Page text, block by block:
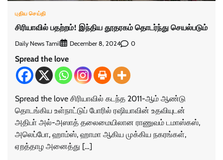
புதிய செய்தி
சிரியாவில் பதற்றம்! இந்திய தூதரகம் தொடர்ந்து செயல்படும்
Daily News Tamil December 8, 2024 0
Spread the love
Spread the love சிரியாவில் கடந்த 2011-ஆம் ஆண்டு
தொடங்கிய உள்நாட்டுப் போரில் ரஷியாவின் உதவியுடன்
அதிபா் அல்-அஸாத் தலைமையிலான ராணுவம் டமாஸ்கஸ்,
அலெப்போ, ஹாம்ஸ், ஹாமா ஆகிய முக்கிய நகரங்கள்,
ஏறத்தாழ அனைத்து […]